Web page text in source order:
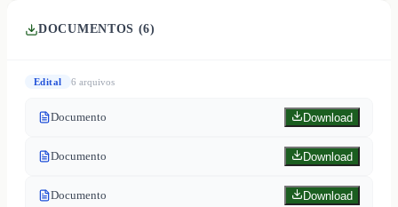
DOCUMENTOS (6)
Edital 6 arquivos
Documento Download
Documento Download
Documento Download